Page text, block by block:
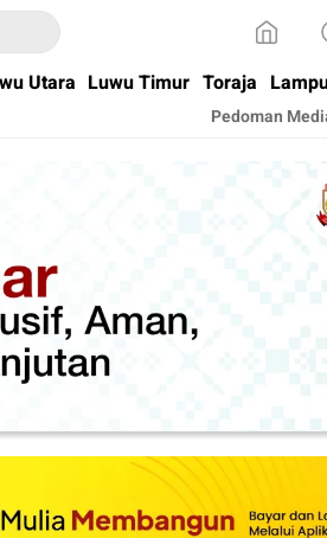
Utara Luwu Timur Toraja
Pedoman